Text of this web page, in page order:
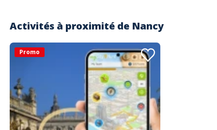
Activités à proximité de Nancy
Promo